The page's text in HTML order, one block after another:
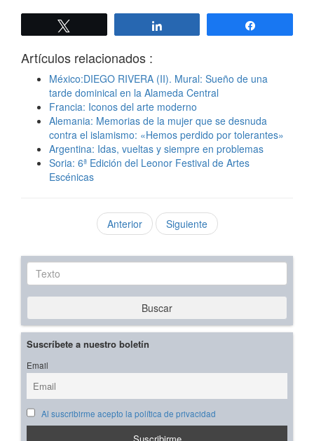
Artículos relacionados :
México:DIEGO RIVERA (II). Mural: Sueño de una
tarde dominical en la Alameda Central
Francia: Iconos del arte moderno
Alemania: Memorias de la mujer que se desnuda
contra el islamismo: «Hemos perdido por tolerantes»
Argentina: Idas, vueltas y siempre en problemas
Soria: 6ª Edición del Leonor Festival de Artes
Escénicas
Anterior Siguiente
Texto
Buscar
Suscríbete a nuestro boletín
Email
Al suscribirme acepto la política de privacidad